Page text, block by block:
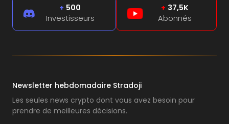
+ 500
Investisseurs
+ 37,5K
Abonnés
Newsletter hebdomadaire Stradoji
Les seules news crypto dont vous avez besoin pour
prendre de meilleures décisions.